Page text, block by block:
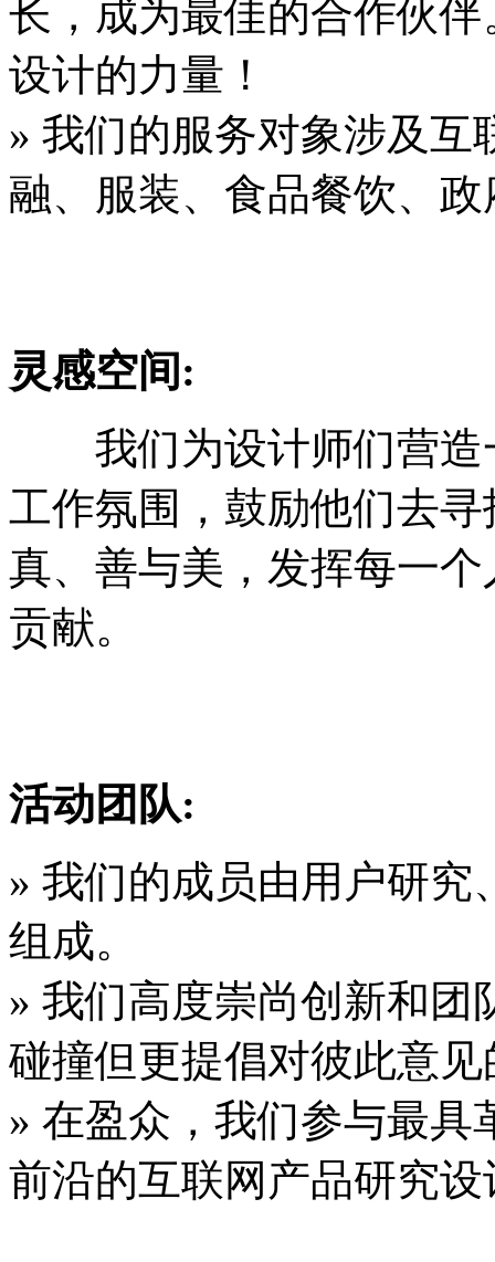
长，成为最佳的合作伙
设计的力量！
» 我们的服务对象涉及
融、服装、食品餐饮、
灵感空间:
我们为设计师们营造
工作氛围，鼓励他们去
真、善与美，发挥每一
贡献。
活动团队:
» 我们的成员由用户研
组成。
» 我们高度崇尚创新和
碰撞但更提倡对彼此意
» 在盈众，我们参与最
前沿的互联网产品研究设